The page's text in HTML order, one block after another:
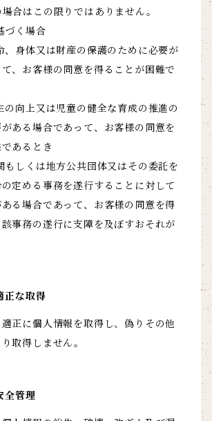
合はこの限りではありません。
づく場合
、身体又は財産の保護のために必要が
、お客様の同意を得ることが困難で
の向上又は児童の健全な育成の推進の
ある場合であって、お客様の同意を
あるとき
もしくは地方公共団体又はその委託を
定める事務を遂行することに対して
る場合であって、お客様の同意を得
事務の遂行に支障を及ぼすおそれが
正な取得
正に個人情報を取得し、偽りその他
取得しません。
全管理